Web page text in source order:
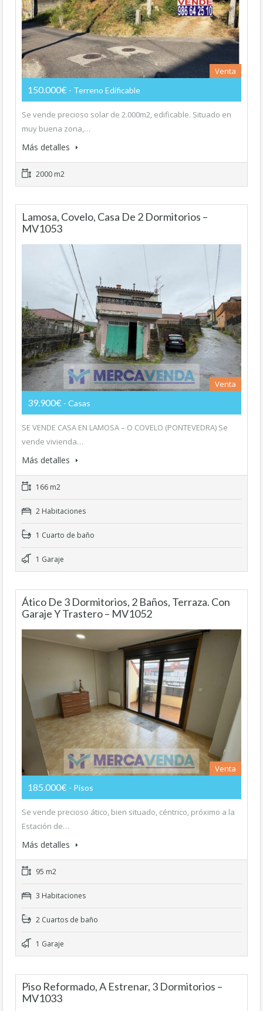
Venta
150.000€ - Terreno Edificable
Se vende precioso solar de 2.000m2, edificable. Situado en
muy buena zona,…
Más detalles
2000 m2
Lamosa, Covelo, Casa De 2 Dormitorios –
MV1053
Venta
39.900€ - Casas
SE VENDE CASA EN LAMOSA – O COVELO (PONTEVEDRA) Se
vende vivienda…
Más detalles
166 m2
2 Habitaciones
1 Cuarto de baño
1 Garaje
Ático De 3 Dormitorios, 2 Baños, Terraza. Con
Garaje Y Trastero – MV1052
Venta
185.000€ - Pisos
Se vende precioso ático, bien situado, céntrico, próximo a la
Estación de…
Más detalles
95 m2
3 Habitaciones
2 Cuartos de baño
1 Garaje
Piso Reformado, A Estrenar, 3 Dormitorios –
MV1033